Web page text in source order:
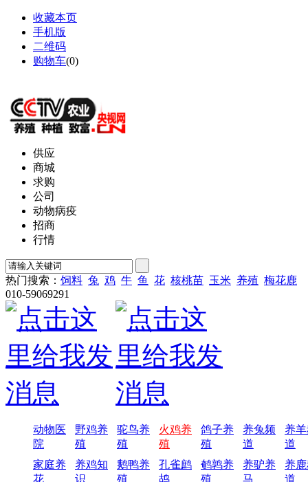
收藏本页
手机版
二维码
购物车(0)
供应
商城
求购
公司
动物病疫
招商
行情
热门搜索： 饲料 兔 鸡 牛 鱼 花 核桃苗 玉米 养殖 梅花鹿
010-59069291
动物医
院
野鸡养
殖
驼鸟养
殖
火鸡养
殖
鸽子养
殖
养兔频
道
养
道
家庭养
花
养鸡知
识
鹅鸭养
殖
孔雀鹧
鸪
鹌鹑养
殖
养驴养
马
养
道